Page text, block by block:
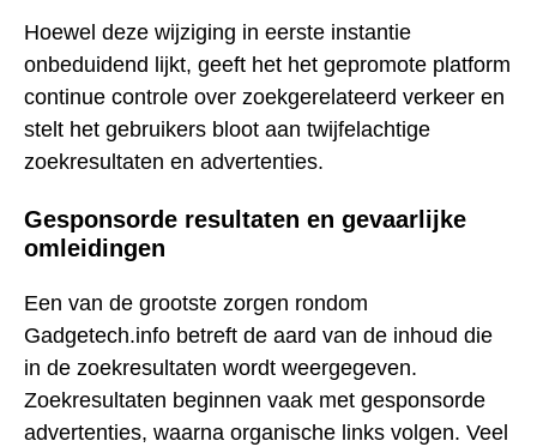
Hoewel deze wijziging in eerste instantie
onbeduidend lijkt, geeft het het gepromote platform
continue controle over zoekgerelateerd verkeer en
stelt het gebruikers bloot aan twijfelachtige
zoekresultaten en advertenties.
Gesponsorde resultaten en gevaarlijke
omleidingen
Een van de grootste zorgen rondom
Gadgetech.info betreft de aard van de inhoud die
in de zoekresultaten wordt weergegeven.
Zoekresultaten beginnen vaak met gesponsorde
advertenties, waarna organische links volgen. Veel